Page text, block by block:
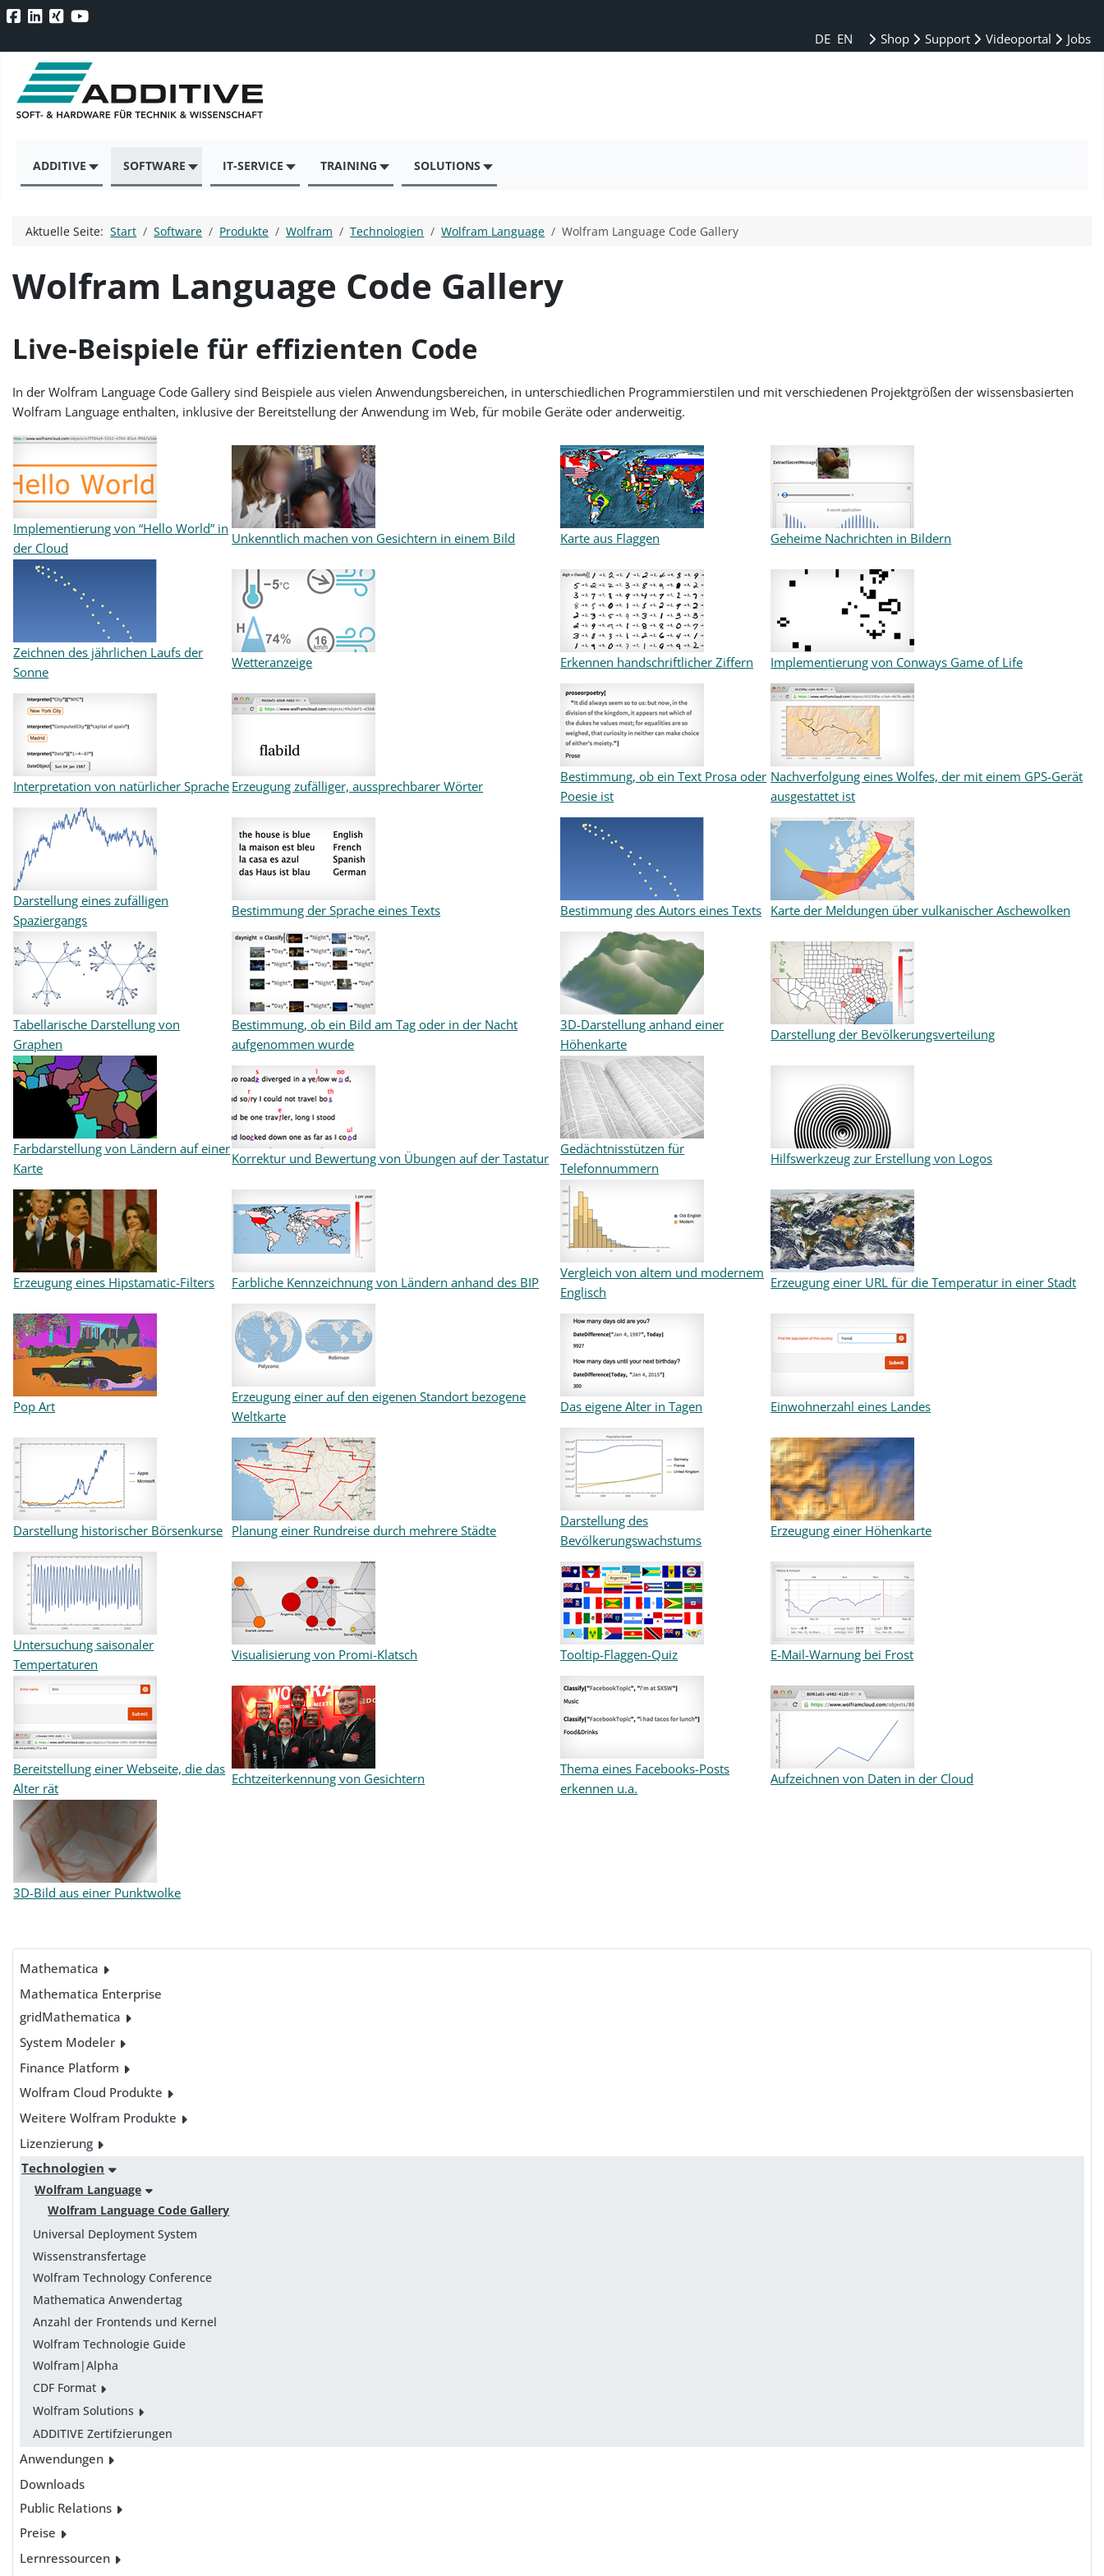
DE EN Shop Support Videoportal Jobs
ADDITIVE SOFTWARE IT-SERVICE TRAINING SOLUTIONS
Mathematica
Mathematica Enterprise
gridMathematica
System Modeler
Finance Platform
Wolfram Cloud Produkte
Weitere Wolfram Produkte
Lizenzierung
Technologien
Wolfram Language
Wolfram Language Code Gallery
Universal Deployment System
Wissenstransfertage
Wolfram Technology Conference
Mathematica Anwendertag
Anzahl der Frontends und Kernel
Wolfram Technologie Guide
Wolfram|Alpha
CDF Format
Wolfram Solutions
ADDITIVE Zertifzierungen
Anwendungen
Downloads
Public Relations
Preise
Lernressourcen
Aktuelle Seite:Start Software Produkte Wolfram Technologien Wolfram Language Wolfram Language Code Gallery
Wolfram Language Code Gallery
Live-Beispiele für effizienten Code
In der Wolfram Language Code Gallery sind Beispiele aus vielen Anwendungsbereichen, in unterschiedlichen Programmierstilen und mit verschiedenen Projektgrößen der wissensbasierten
Wolfram Language enthalten, inklusive der Bereitstellung der Anwendung im Web, für mobile Geräte oder anderweitig.
Implementierung von “Hello World” in
der Cloud
Unkenntlich machen von Gesichtern in einem Bild Karte aus Flaggen Geheime Nachrichten in Bildern
Zeichnen des jährlichen Laufs der
Sonne
Wetteranzeige Erkennen handschriftlicher Ziffern Implementierung von Conways Game of Life
Interpretation von natürlicher Sprache Erzeugung zufälliger, aussprechbarer Wörter
Bestimmung, ob ein Text Prosa oder
Poesie ist
Nachverfolgung eines Wolfes, der mit einem GPS-Gerät
ausgestattet ist
Darstellung eines zufälligen
Spaziergangs
Bestimmung der Sprache eines Texts Bestimmung des Autors eines Texts Karte der Meldungen über vulkanischer Aschewolken
Tabellarische Darstellung von
Graphen
Bestimmung, ob ein Bild am Tag oder in der Nacht
aufgenommen wurde
3D-Darstellung anhand einer
Höhenkarte
Darstellung der Bevölkerungsverteilung
Farbdarstellung von Ländern auf einer
Karte
Korrektur und Bewertung von Übungen auf der Tastatur
Gedächtnisstützen für
Telefonnummern
Hilfswerkzeug zur Erstellung von Logos
Erzeugung eines Hipstamatic-Filters Farbliche Kennzeichnung von Ländern anhand des BIP
Vergleich von altem und modernem
Englisch
Erzeugung einer URL für die Temperatur in einer Stadt
Pop Art
Erzeugung einer auf den eigenen Standort bezogene
Weltkarte
Das eigene Alter in Tagen Einwohnerzahl eines Landes
Darstellung historischer Börsenkurse Planung einer Rundreise durch mehrere Städte
Darstellung des
Bevölkerungswachstums
Erzeugung einer Höhenkarte
Untersuchung saisonaler
Tempertaturen
Visualisierung von Promi-Klatsch Tooltip-Flaggen-Quiz E-Mail-Warnung bei Frost
Bereitstellung einer Webseite, die das
Alter rät
Echtzeiterkennung von Gesichtern
Thema eines Facebooks-Posts
erkennen u.a.
Aufzeichnen von Daten in der Cloud
3D-Bild aus einer Punktwolke